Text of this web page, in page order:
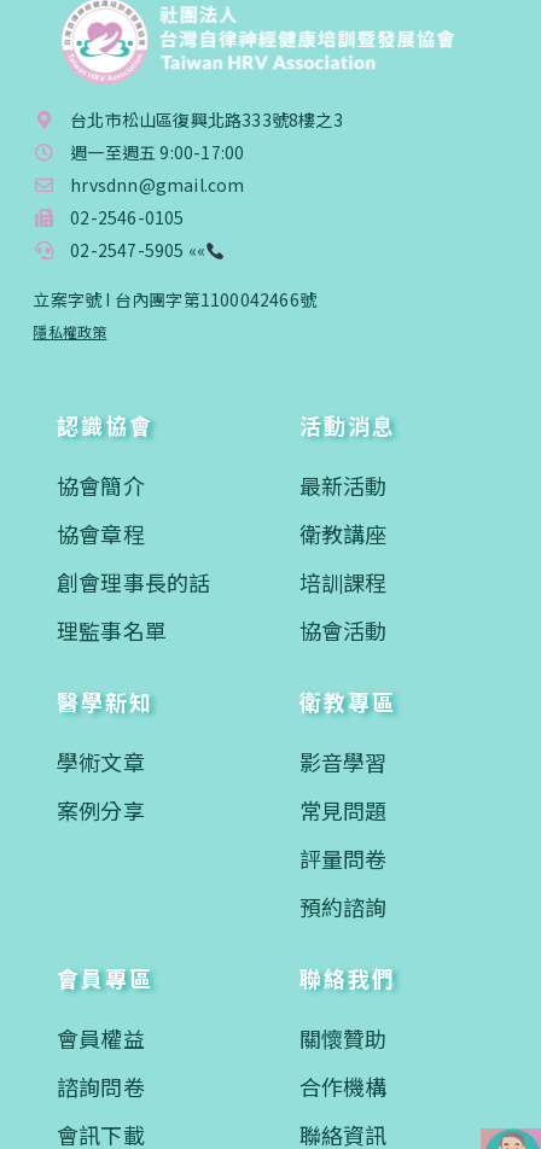
台北市松山區復興北路333號8樓之3
週一至週五 9:00-17:00
hrvsdnn@gmail.com
02-2546-0105
02-2547-5905 ««
立案字號 I 台內團字第1100042466號
隱私權政策
認識協會
協會簡介
協會章程
創會理事長的話
理監事名單
活動消息
最新活動
衛教講座
培訓課程
協會活動
醫學新知
學術文章
案例分享
衛教專區
影音學習
常見問題
評量問卷
預約諮詢
會員專區
會員權益
諮詢問卷
會訊下載
聯絡我們
關懷贊助
合作機構
聯絡資訊